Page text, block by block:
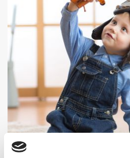
KINDERKLUB MARCO POLO